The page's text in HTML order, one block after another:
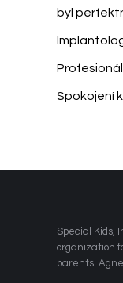
byl
Spokojení
​Special Kids,
organization
parents: